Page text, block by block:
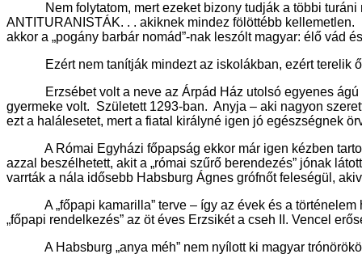
Nem folytatom, mert ezeket bizony tudják a többi turáni
ANTITURANISTÁK. . . akiknek mindez fölöttébb
akkor a „pogány barbár nomád”-nak leszólt magyar: élő vád
Ezért nem tanítják mindezt az iskolákban, ezért terelik
Erzsébet volt a neve az Árpád Ház utolsó egyenes ágú
gyermeke volt. Született 1293-ban. Anyja – aki nagyon
ezt a halálesetet, mert a fiatal királyné igen jó egészségnek
A Római Egyházi főpapság ekkor már igen kézben
azzal beszélhetett, akit a „római szűrő berendezés” jónak
varrták a nála idősebb Habsburg Ágnes grófnőt feleségül,
A „főpapi kamarilla” terve – így az évek és a történelem
„főpapi rendelkezés” az öt éves Erzsikét a cseh II. Vencel
A Habsburg „anya méh” nem nyílott ki magyar